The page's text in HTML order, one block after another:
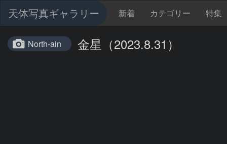
天体写真ギャラリー 新着 カテゴリー 特集
North-ain 金星（2023.8.31）